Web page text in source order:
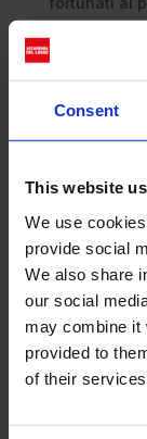
Consent
This website
We use
provide social
We also share
our social
may combine it
provided to
of their services.
collettivo di...
Dolce Vita
Le donne
coraggio di
Slayyyter e
americana:
elettro-pop